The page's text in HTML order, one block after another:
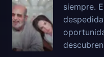
siempre.